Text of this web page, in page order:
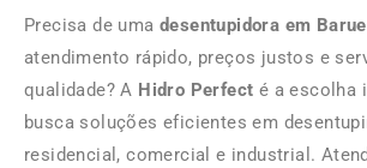
Precisa de uma desentupidora em
atendimento rápido, preços justos e
qualidade? A Hidro Perfect é a escolha
busca soluções eficientes em
residencial, comercial e industrial.